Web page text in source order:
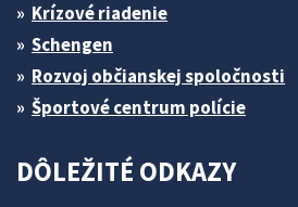
Krízové riadenie
Schengen
Rozvoj občianskej spoločnosti
Športové centrum polície
DÔLEŽITÉ ODKAZY